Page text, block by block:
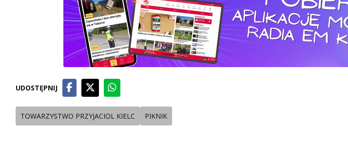
UDOSTĘPNIJ
TOWARZYSTWO PRZYJACIOL KIELC PIKNIK